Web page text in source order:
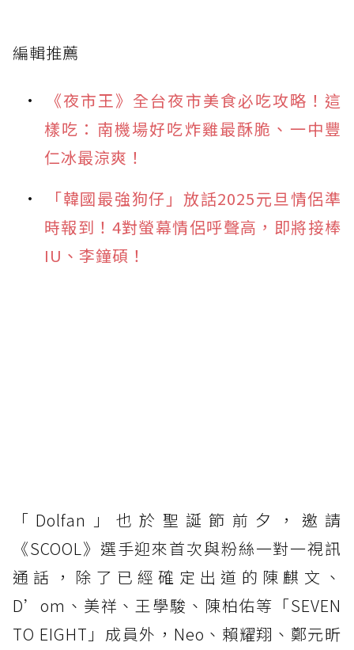
編輯推薦
《夜市王》全台夜市美食必吃攻略！這
樣吃：南機場好吃炸雞最酥脆、一中豐
仁冰最涼爽！
「韓國最強狗仔」放話2025元旦情侶準
時報到！4對螢幕情侶呼聲高，即將接棒
IU、李鐘碩！
「Dolfan」也於聖誕節前夕，邀請
《SCOOL》選手迎來首次與粉絲一對一視訊
通話，除了已經確定出道的陳麒文、
D’om、美祥、王學駿、陳柏佑等「SEVEN
TO EIGHT」成員外，Neo、賴耀翔、鄭元昕